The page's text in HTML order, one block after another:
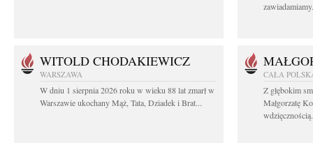
WITOLD CHODAKIEWICZ
WARSZAWA
W dniu 1 sierpnia 2026 roku w wieku 88 lat zmarł w
Warszawie ukochany Mąż, Tata, Dziadek i Brat...
CAŁA
Z głębokim
Małgorzatę